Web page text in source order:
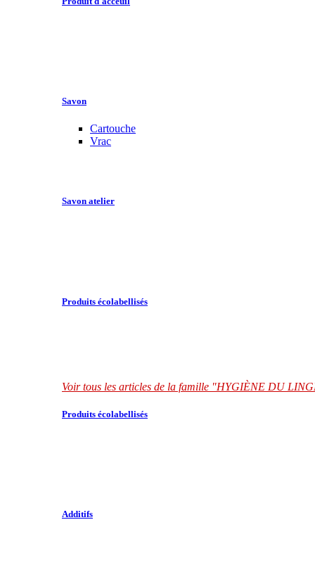
Savon
Cartouche
Vrac
Savon atelier
Produits écolabellisés
Voir tous les articles de la famille "HYGIÈNE DU
Produits écolabellisés
Additifs